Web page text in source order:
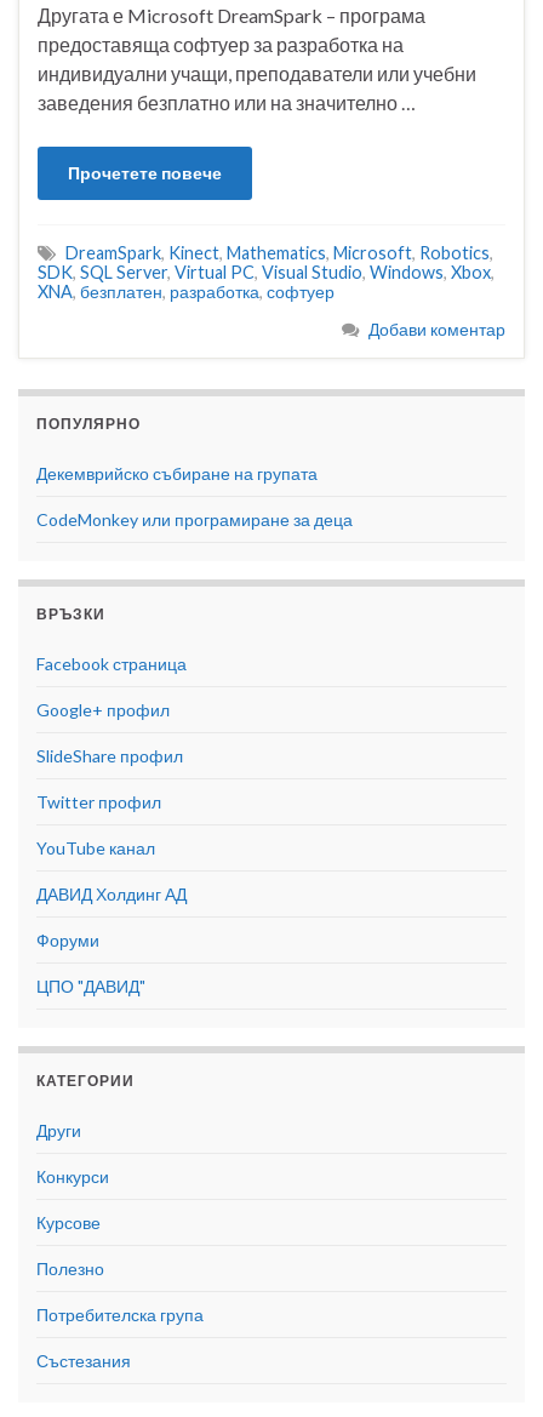
Другата е Microsoft DreamSpark – програма
предоставяща софтуер за разработка на
индивидуални учащи, преподаватели или учебни
заведения безплатно или на значително …
Прочетете повече
DreamSpark, Kinect, Mathematics, Microsoft, Robotics,
SDK, SQL Server, Virtual PC, Visual Studio, Windows, Xbox,
XNA, безплатен, разработка, софтуер
Добави коментар
ПОПУЛЯРНО
Декемврийско събиране на групата
CodeMonkey или програмиране за деца
ВРЪЗКИ
Facebook страница
Google+ профил
SlideShare профил
Twitter профил
YouTube канал
ДАВИД Холдинг АД
Форуми
ЦПО "ДАВИД"
КАТЕГОРИИ
Други
Конкурси
Курсове
Полезно
Потребителска група
Състезания